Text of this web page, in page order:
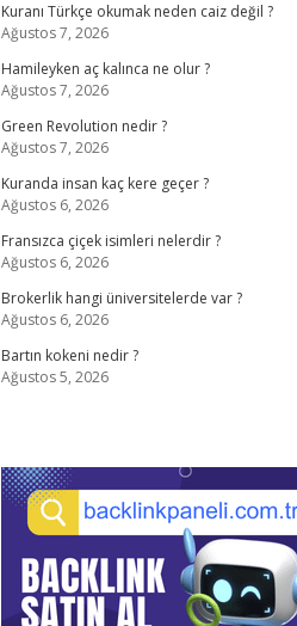
Kuranı Türkçe okumak neden caiz değil ?
Ağustos 7, 2026
Hamileyken aç kalınca ne olur ?
Ağustos 7, 2026
Green Revolution nedir ?
Ağustos 7, 2026
Kuranda insan kaç kere geçer ?
Ağustos 6, 2026
Fransızca çiçek isimleri nelerdir ?
Ağustos 6, 2026
Brokerlik hangi üniversitelerde var ?
Ağustos 6, 2026
Bartın kokeni nedir ?
Ağustos 5, 2026